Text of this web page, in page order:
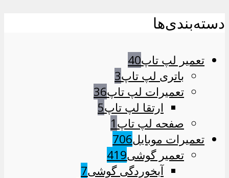
دسته‌بندی‌ها
تعمیر لپ تاپ40
باتری لپ تاپ3
تعمیرات لپ تاپ36
ارتقا لپ تاپ5
صفحه لپ تاپ1
تعمیرات موبایل706
تعمیر گوشی419
آبخوردگی گوشی7